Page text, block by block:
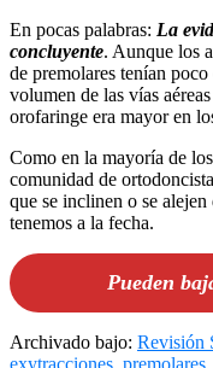
En pocas palabras: La
concluyente. Aunque los
de premolares tenían
volumen de las vías
orofaringe era mayor en
Como en la mayoría de
comunidad de
que se inclinen o se
tenemos a la fecha.
Pueden
Archivado bajo: Revisión
exytracciones premolares